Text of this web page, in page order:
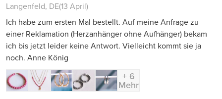
Langenfeld, DE(13 April)
Ich habe zum ersten Mal bestellt. Auf meine Anfrage zu
einer Reklamation (Herzanhänger ohne Aufhänger) bekam
ich bis jetzt leider keine Antwort. Vielleicht kommt sie ja
noch. Anne König
+ 6
Mehr